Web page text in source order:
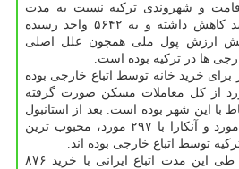
و شهروندی ترکیه نسبت به مدت
مشابه سال قبل ۹.۵ درصد کاهش داشته و به ۵۶۴۲ واحد رسیده
ارزش پول ملی همچون علل اصلی
ها در ترکیه بوده است.
برای خرید خانه توسط اتباع خارجی بوده
این مدت ۲۴۴۳ مورد از کل معاملات مسکن صورت گرفته
با این شهر بوده است. بعد از استانبول
هم شهرهای آنتالیا با ۸۹۳ مورد و آنکارا با ۲۹۷ مورد، محبوب ترین
توسط اتباع خارجی بوده اند.
به قول مرکز آمار ترکیه، طی این مدت اتباع ایرانی با خرید ۸۷۶